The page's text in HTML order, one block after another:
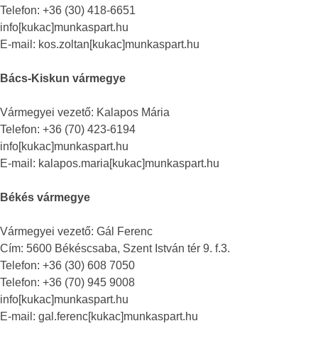
Telefon: +36 (30) 418-6651
info[kukac]munkaspart.hu
E-mail: kos.zoltan[kukac]munkaspart.hu
Bács-Kiskun vármegye
Vármegyei vezető: Kalapos Mária
Telefon: +36 (70) 423-6194
info[kukac]munkaspart.hu
E-mail: kalapos.maria[kukac]munkaspart.hu
Békés vármegye
Vármegyei vezető: Gál Ferenc
Cím: 5600 Békéscsaba, Szent István tér 9. f.3.
Telefon: +36 (30) 608 7050
Telefon: +36 (70) 945 9008
info[kukac]munkaspart.hu
E-mail: gal.ferenc[kukac]munkaspart.hu